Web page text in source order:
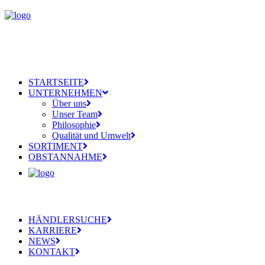
STARTSEITE
UNTERNEHMEN
Über uns
Unser Team
Philosophie
Qualität und Umwelt
SORTIMENT
OBSTANNAHME
HÄNDLERSUCHE
KARRIERE
NEWS
KONTAKT